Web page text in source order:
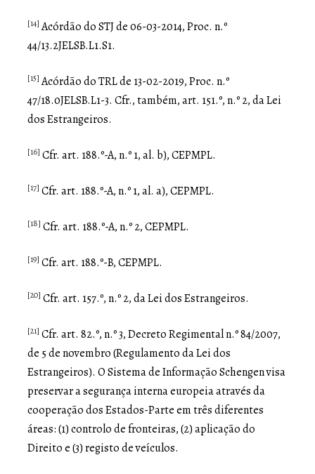
[14]Acórdão do STJ de 06-03-2014, Proc. n.º
44/13.2JELSB.L1.S1.
[15]Acórdão do TRL de 13-02-2019, Proc. n.º
47/18.0JELSB.L1-3. Cfr., também, art. 151.º, n.º 2, da Lei
dos Estrangeiros.
[16] Cfr. art. 188.º-A, n.º 1, al. b), CEPMPL.
[17] Cfr. art. 188.º-A, n.º 1, al. a), CEPMPL.
[18] Cfr. art. 188.º-A, n.º 2, CEPMPL.
[19] Cfr. art. 188.º-B, CEPMPL.
[20] Cfr. art. 157.º, n.º 2, da Lei dos Estrangeiros.
[21] Cfr. art. 82.º, n.º 3, Decreto Regimental n.º 84/2007,
de 5 de novembro (Regulamento da Lei dos
Estrangeiros). O Sistema de Informação Schengen visa
preservar a segurança interna europeia através da
cooperação dos Estados-Parte em três diferentes
áreas: (1) controlo de fronteiras, (2) aplicação do
Direito e (3) registo de veículos.